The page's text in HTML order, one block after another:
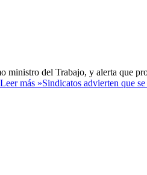
del Trabajo, y alerta que
Leer más »Sindicatos advierten que